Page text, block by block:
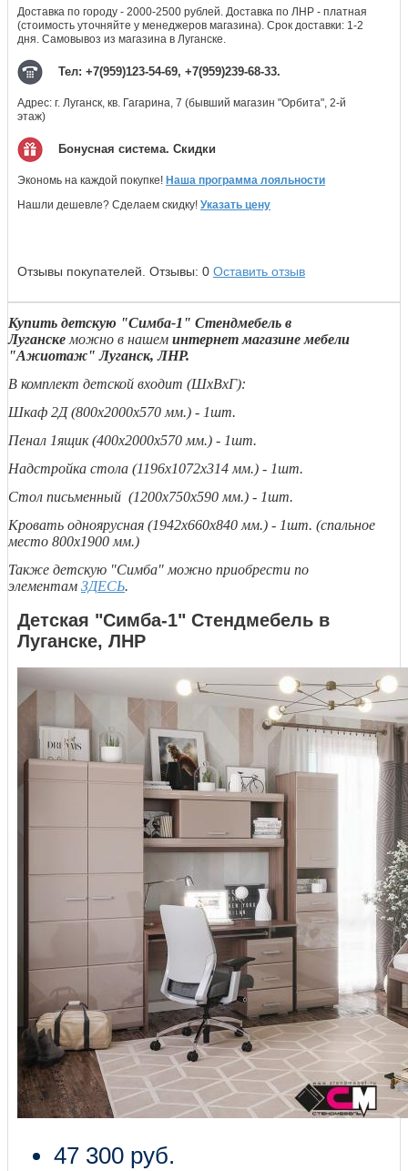
Доставка по городу - 2000-2500 рублей. Доставка по ЛНР - платная
(стоимость уточняйте у менеджеров магазина). Срок доставки: 1-2
дня. Самовывоз из магазина в Луганске.
Тел: +7(959)123-54-69, +7(959)239-68-33.
Адрес: г. Луганск, кв. Гагарина, 7 (бывший магазин "Орбита", 2-й
этаж)
Бонусная система. Скидки
Экономь на каждой покупке! Наша программа лояльности
Нашли дешевле? Сделаем скидку! Указать цену
Отзывы покупателей. Отзывы: 0 Оставить отзыв
Купить детскую "Симба-1" Стендмебель в
Луганске можно в нашем интернет магазине мебели
"Ажиотаж" Луганск, ЛНР.
В комплект детской входит (ШхВхГ):
Шкаф 2Д (800х2000х570 мм.) - 1шт.
Пенал 1ящик (400х2000х570 мм.) - 1шт.
Надстройка стола (1196х1072х314 мм.) - 1шт.
Стол письменный (1200х750х590 мм.) - 1шт.
Кровать одноярусная (1942х660х840 мм.) - 1шт. (спальное
место 800х1900 мм.)
Также детскую "Симба" можно приобрести по
элементам ЗДЕСЬ.
Детская "Симба-1" Стендмебель в
Луганске, ЛНР
47 300 руб.